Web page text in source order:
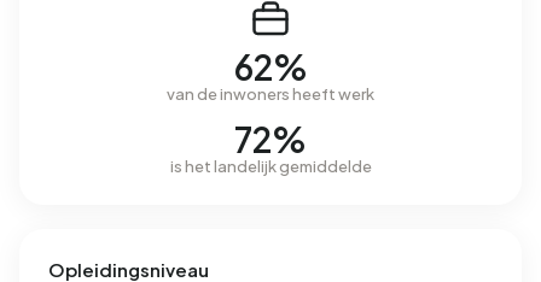
62%
van de inwoners heeft werk
72%
is het landelijk gemiddelde
Opleidingsniveau